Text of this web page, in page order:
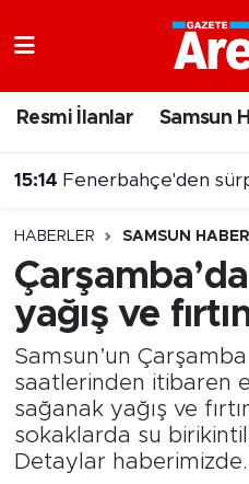
Resmi İlanlar Samsun
15:14 Fenerbahçe'den
HABERLER SAMSUN HABER
yağış ve
Samsun’un
saatlerinden itibaren
sağanak yağış ve
sokaklarda su
Detaylar
Samsun Namaz
Süper Lig Puan
Tüm Manşetler
Son Dakika
Haber Arşivi